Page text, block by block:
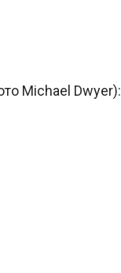
Michael Dwyer):